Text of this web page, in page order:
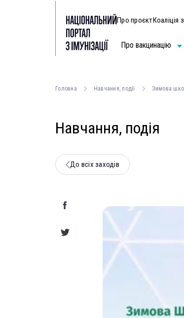
Про проєктКоаліція
Про вакцинацію
Головна Навчання, події Зимова
Навчання, подія
До всіх заходів